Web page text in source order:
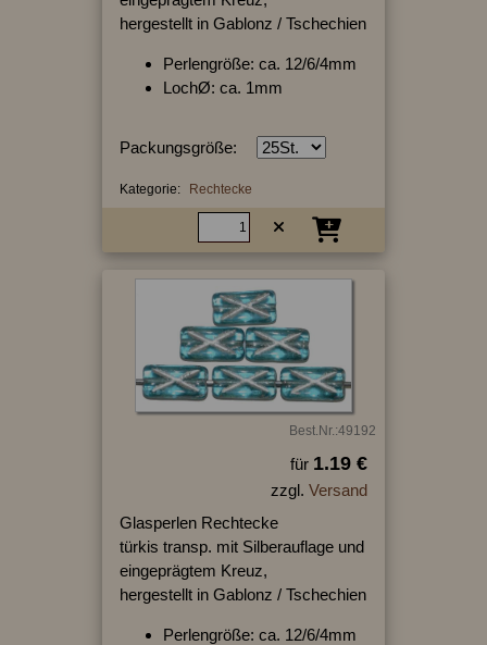
hergestellt in Gablonz / Tschechien
Perlengröße: ca. 12/6/4mm
LochØ: ca. 1mm
Packungsgröße:
Kategorie: Rechtecke
Best.Nr.:49192
für 1.19 €
zzgl. Versand
Glasperlen Rechtecke
türkis transp. mit Silberauflage und
eingeprägtem Kreuz,
hergestellt in Gablonz / Tschechien
Perlengröße: ca. 12/6/4mm